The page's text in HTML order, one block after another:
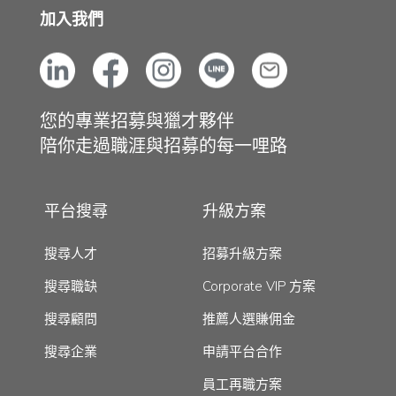
加入我們
您的專業招募與獵才夥伴
陪你走過職涯與招募的每一哩路
平台搜尋
搜尋人才
搜尋職缺
搜尋顧問
搜尋企業
升級方案
招募升級方案
Corporate VIP 方案
推薦人選賺佣金
申請平台合作
員工再職方案